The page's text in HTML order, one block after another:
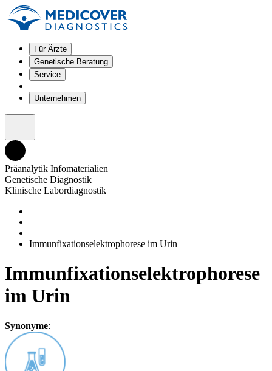
Für Ärzte
Genetische Beratung
Service
Unternehmen
Präanalytik Infomaterialien
Genetische Diagnostik
Klinische Labordiagnostik
Immunfixationselektrophorese im Urin
Immunfixationselektrophorese
im Urin
Synonyme: